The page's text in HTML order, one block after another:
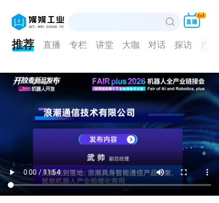
推荐 直播 专栏 讲堂 大咖 对话 探访 产品